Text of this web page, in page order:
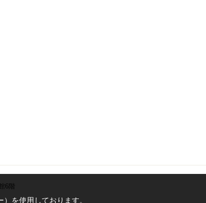
を使用しております。
6階